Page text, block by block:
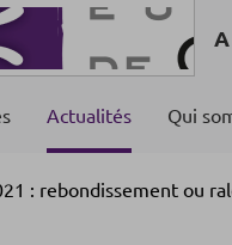
Actualités Qui
: rebondissement ou